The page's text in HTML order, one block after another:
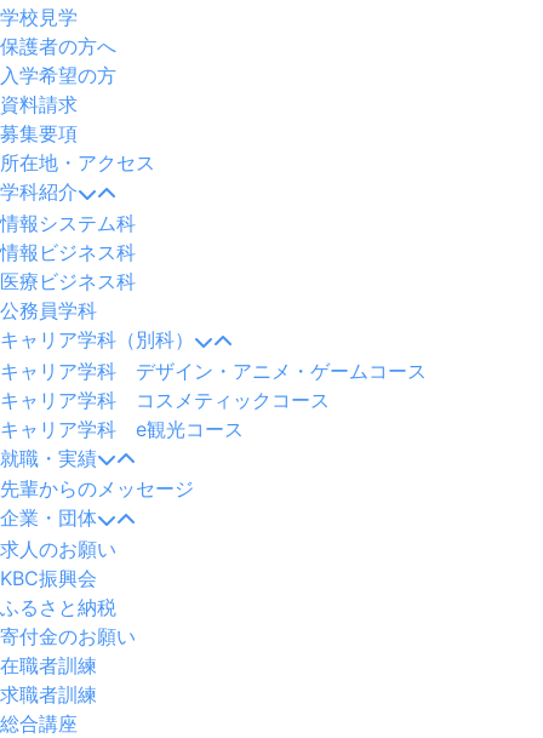
学校見学
保護者の方へ
入学希望の方
資料請求
募集要項
所在地・アクセス
学科紹介
情報システム科
情報ビジネス科
医療ビジネス科
公務員学科
キャリア学科（別科）
キャリア学科 デザイン・アニメ・ゲームコース
キャリア学科 コスメティックコース
キャリア学科 e観光コース
就職・実績
先輩からのメッセージ
企業・団体
求人のお願い
KBC振興会
ふるさと納税
寄付金のお願い
在職者訓練
求職者訓練
総合講座